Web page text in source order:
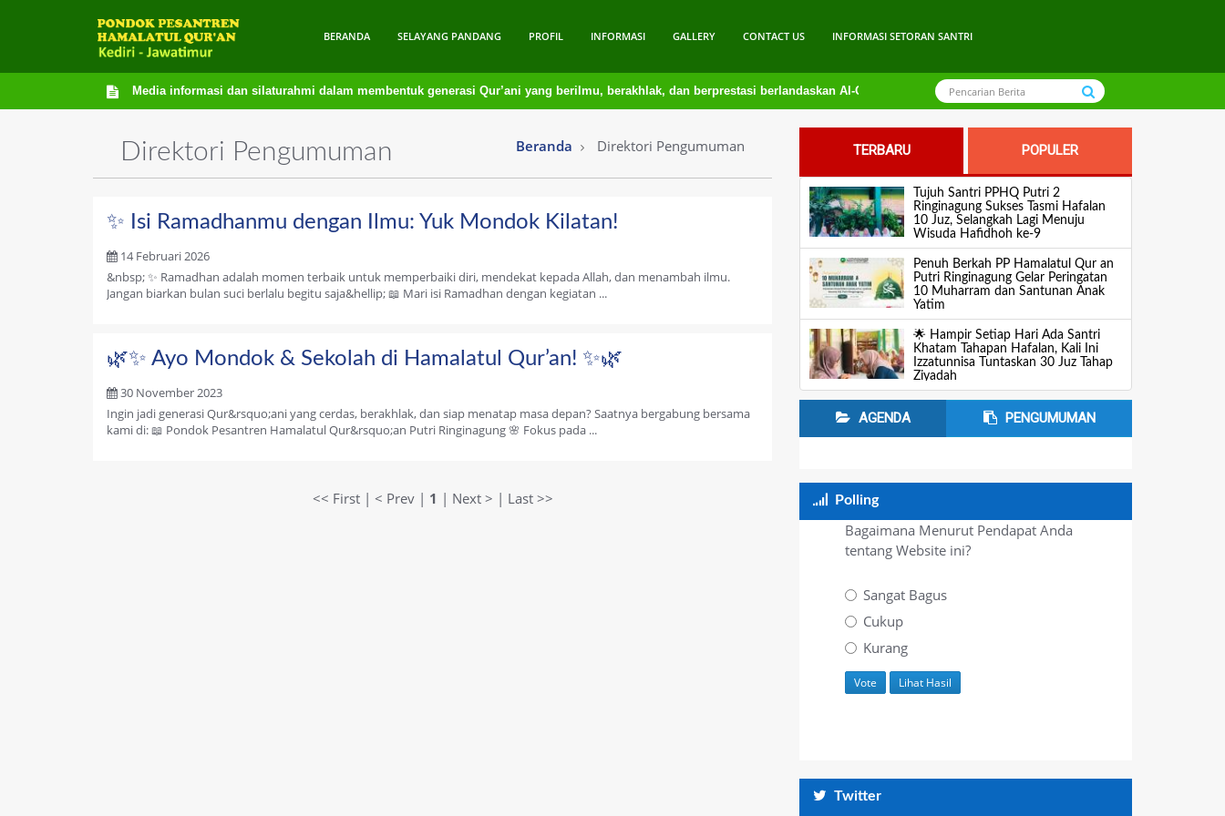
BERANDA SELAYANG PANDANG PROFIL INFORMASI GALLERY CONTACT US INFORMASI SETORAN SANTRI
Media informasi dan silaturahmi dalam membentuk generasi Qur’ani yang berilmu, berakhlak, dan berprestasi berlandaskan Al-Qur’an
Direktori Pengumuman Beranda Direktori Pengumuman
✨ Isi Ramadhanmu dengan Ilmu: Yuk Mondok Kilatan!
14 Februari 2026
&nbsp; ✨ Ramadhan adalah momen terbaik untuk memperbaiki diri, mendekat kepada Allah, dan menambah ilmu.
Jangan biarkan bulan suci berlalu begitu saja&hellip; 📖 Mari isi Ramadhan dengan kegiatan ...
🌿✨ Ayo Mondok & Sekolah di Hamalatul Qur’an! ✨🌿
30 November 2023
Ingin jadi generasi Qur&rsquo;ani yang cerdas, berakhlak, dan siap menatap masa depan? Saatnya bergabung bersama
kami di: 📖 Pondok Pesantren Hamalatul Qur&rsquo;an Putri Ringinagung 🌸 Fokus pada ...
<< First | < Prev | 1 | Next > | Last >>
TERBARU POPULER
Tujuh Santri PPHQ Putri 2
Ringinagung Sukses Tasmi Hafalan
10 Juz, Selangkah Lagi Menuju
Wisuda Hafidhoh ke-9
Penuh Berkah PP Hamalatul Qur an
Putri Ringinagung Gelar Peringatan
10 Muharram dan Santunan Anak
Yatim
🌟 Hampir Setiap Hari Ada Santri
Khatam Tahapan Hafalan, Kali Ini
Izzatunnisa Tuntaskan 30 Juz Tahap
Ziyadah
AGENDA PENGUMUMAN
Polling
Bagaimana Menurut Pendapat Anda
tentang Website ini?
Sangat Bagus
Cukup
Kurang
Twitter